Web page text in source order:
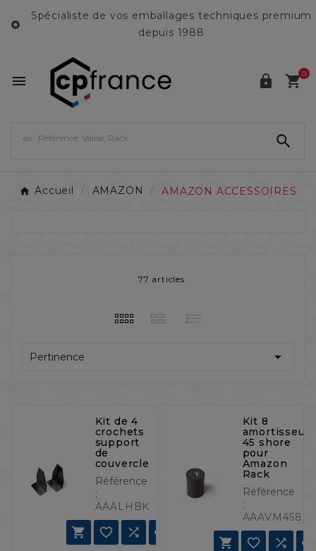

Spécialiste de vos emballages techniques premium
depuis 1988
  0

Accueil AMAZON AMAZON ACCESSOIRES
77 articles
Pertinence 
Kit de 4
crochets
support
de
couvercle
Référence
:
AAALHBK
   
Kit 8
45 shore
pour
Amazon
Rack
Référence
:
AAAVM458
   